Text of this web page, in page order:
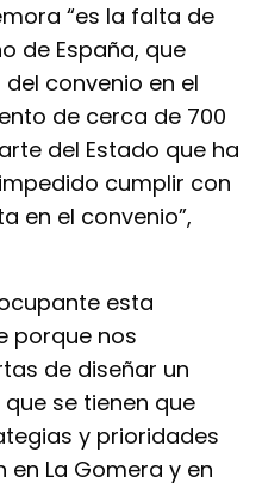
“es la falta de
de España, que
convenio en el
de cerca de 700
del Estado que ha
cumplir con
en el convenio”,
esta
porque nos
de diseñar un
se tienen que
y prioridades
en La Gomera y en